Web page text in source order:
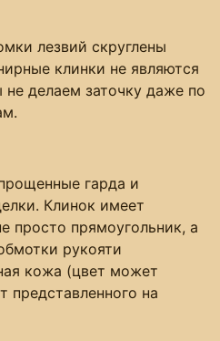
лезвий скруглены
клинки не являются
делаем заточку даже по
гарда и
Клинок имеет
просто прямоугольник, а
рукояти
кожа (цвет может
представленного на